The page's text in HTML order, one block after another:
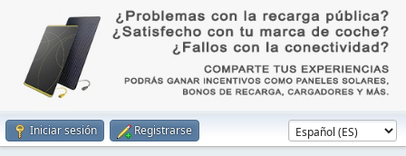
Iniciar sesión Registrarse